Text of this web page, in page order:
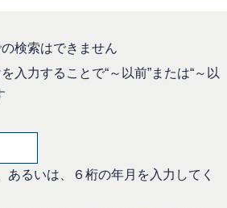
検索はできません
入力することで“～以前”または“～以
るいは、６桁の年月を入力してく